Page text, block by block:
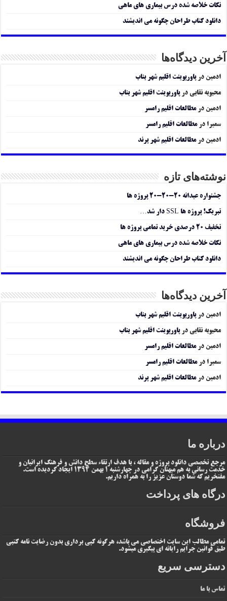
نکات خلاصه شده درس بیماری های ماهی
دانلود کتاب طراحان چگونه می اندیشند
آخرین دیدگاه‌ها
ادمین درپاورپوینت اقلیم شهر بناب
محبوبه نقابی درپاورپوینت اقلیم شهر بناب
ادمین درمطالعات اقلیم رامسر
سمیرا درمطالعات اقلیم رامسر
ادمین درمطالعات اقلیم شهر پرند
نوشته‌های تازه
جشنواره عیدانه ۲۰-۲۰-۲۰ پروژه ها
تبریک! پروژه ها SSL دار شد…
تخفیف ۲۰ درصدی خرید تمامی پروژه ها
نکات خلاصه شده درس بیماری های ماهی
دانلود کتاب طراحان چگونه می اندیشند
آخرین دیدگاه‌ها
ادمین درپاورپوینت اقلیم شهر بناب
محبوبه نقابی درپاورپوینت اقلیم شهر بناب
ادمین درمطالعات اقلیم رامسر
سمیرا درمطالعات اقلیم رامسر
ادمین درمطالعات اقلیم شهر پرند
درباره ما
مرجع تخصصی دانلود پروژه و مقاله ، با هدف ارتقاء سطح دانش و فرهنگ ایرانیان و
خدمت رسانی به هم میهنان گرامی در چهارشنبه 1 بهمن 1394 ایجاد گردیده است.
مفتخریم که شما دوستان عزیز را به همراه داریم.
درگاه های پرداخت
فروشگاه
تمامی مطالب این سایت اختصاصی می باشد، هرگونه کپی برداری بدون رضایت نامه کتبی
طبق قوانین جرایم رایانه ای پیگیری میشود.
دسترسی سریع
تماس با ما